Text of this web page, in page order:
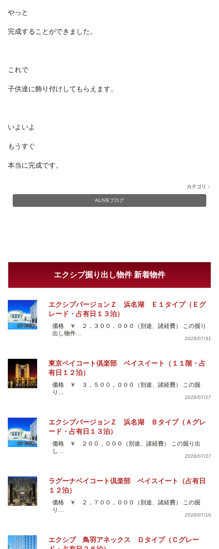
やっと
完成することができました。
これで
子供達に飾り付けしてもらえます。
いよいよ
もうすぐ
本当に完成です。
カテゴリ：
ALIVEブログ
エクシブ掘り出し物件 新着物件
エクシブバージョンＺ 浜名湖 Ｅ１タイプ（Ｅグ
レード・占有日１３泊）
価格 ￥ ２，３００，０００（別途、諸経費） この掘り
出し物件…
2026/07/31
東京ベイコート倶楽部 ベイスイート（１１階・占
有日１２泊）
価格 ￥ ３，５００，０００（別途、諸経費） この掘
り…
2026/07/27
エクシブバージョンＺ 浜名湖 Ｂタイプ（Ａグレ
ード・占有日１３泊）
価格 ￥ ２００，０００（別途、諸経費） この掘り出
し…
2026/07/27
ラグーナベイコート倶楽部 ベイスイート（占有日
１２泊）
価格 ￥ ２，７００，０００（別途、諸経費） この掘
り…
2026/07/16
エクシブ 鳥羽アネックス Ｄタイプ（Ｃグレー